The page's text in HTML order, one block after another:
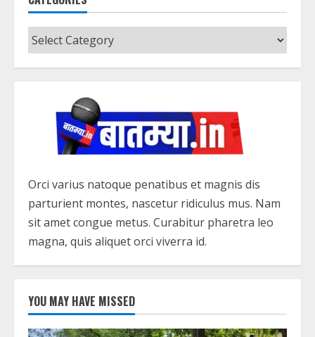
Categories
Orci varius natoque penatibus et magnis dis
parturient montes, nascetur ridiculus mus. Nam
sit amet congue metus. Curabitur pharetra leo
magna, quis aliquet orci viverra id.
YOU MAY HAVE MISSED